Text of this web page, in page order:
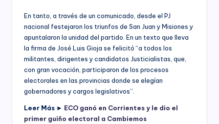
En tanto, a través de un comunicado, desde el PJ
nacional festejaron los triunfos de San Juan y Misiones y
apuntalaron la unidad del partido. En un texto que lleva
la firma de José Luis Gioja se felicitó “a todos los
militantes, dirigentes y candidatos Justicialistas, que,
con gran vocación, participaron de los procesos
electorales en las provincias donde se elegían
gobernadores y cargos legislativos”.
Leer Más ► ECO ganó en Corrientes y le dio el
primer guiño electoral a Cambiemos